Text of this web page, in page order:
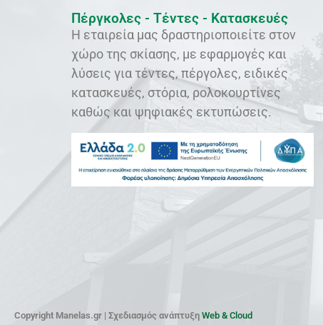
Πέργκολες - Τέντες - Κατασκευές
Η εταιρεία μας δραστηριοποιείτε στον
χώρο της σκίασης, με εφαρμογές και
λύσεις για τέντες, πέργολες, ειδικές
κατασκευές, στόρια, ρολοκουρτίνες
καθώς και ψηφιακές εκτυπώσεις.
Copyright Manelas.gr | Σχεδιασμός ανάπτυξη Web & Cloud